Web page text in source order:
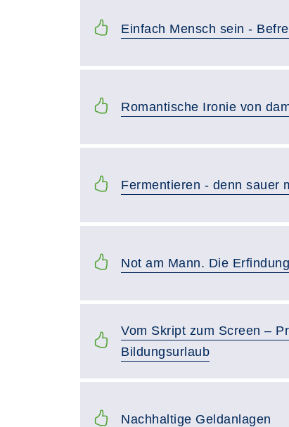
Einfach Mensch sein -
Romantische Ironie von
Fermentieren - denn sauer
Not am Mann. Die
Vom Skript zum Screen –
Bildungsurlaub
Nachhaltige Geldanlagen